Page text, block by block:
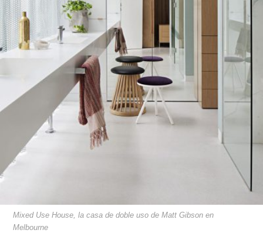
Mixed Use House, la casa de doble uso de Matt Gibson en
Melbourne